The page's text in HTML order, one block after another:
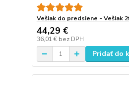
Vešiak do predsiene - Vešiak
44,29 €
36,01 € bez DPH
Pridať do